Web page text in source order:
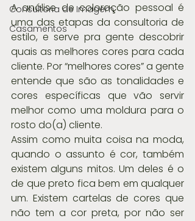
Consultoria de Imagem
Casamentos
A análise de coloração pessoal é
uma das etapas da consultoria de
estilo, e serve pra gente descobrir
quais as melhores cores para cada
cliente. Por “melhores cores” a gente
entende que são as tonalidades e
cores específicas que vão servir
melhor como uma moldura para o
rosto do(a) cliente.
Assim como muita coisa na moda,
quando o assunto é cor, também
existem alguns mitos. Um deles é o
de que preto fica bem em qualquer
um. Existem cartelas de cores que
não tem a cor preta, por não ser